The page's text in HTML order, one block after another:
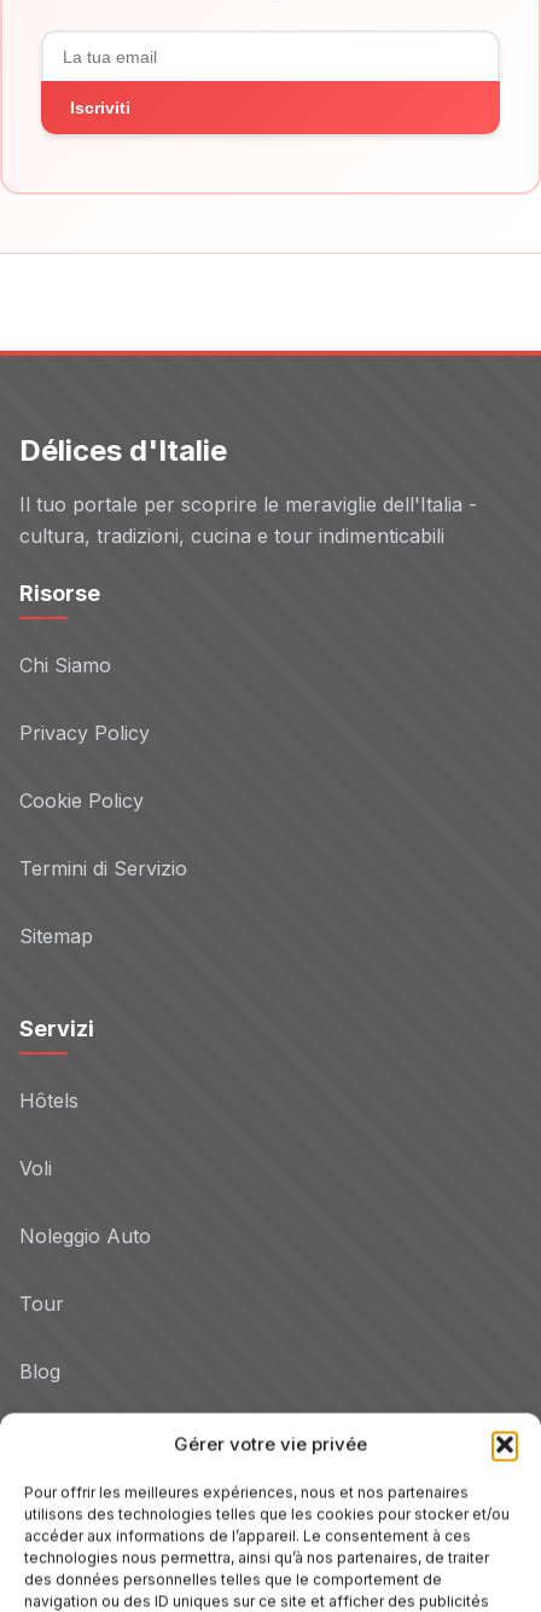
Gérer votre vie privée
Pour offrir les meilleures expériences, nous et nos partenaires
utilisons des technologies telles que les cookies pour stocker et/ou
accéder aux informations de l’appareil. Le consentement à ces
technologies nous permettra, ainsi qu’à nos partenaires, de traiter
des données personnelles telles que le comportement de
navigation ou des ID uniques sur ce site et afficher des publicités
Iscriviti
Délices d'Italie
Il tuo portale per scoprire le meraviglie dell'Italia -
cultura, tradizioni, cucina e tour indimenticabili
Risorse
Chi Siamo
Privacy Policy
Cookie Policy
Termini di Servizio
Sitemap
Servizi
Hôtels
Voli
Noleggio Auto
Tour
Blog
Hotel per Regione
Veneto
Toscane